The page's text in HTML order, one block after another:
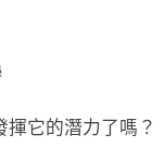
它的潛力了嗎？